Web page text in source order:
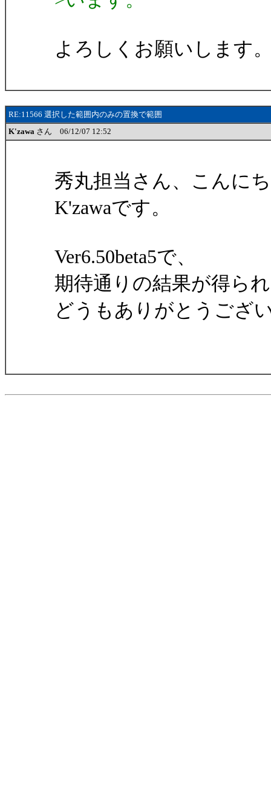
よろしくお願いします
RE:11566 選択した範囲内のみの置換で範囲
K'zawa さん 06/12/07 12:52
秀丸担当さん、こんに
K'zawaです。
Ver6.50beta5で、
期待通りの結果が得ら
どうもありがとうござ